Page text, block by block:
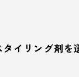
イリング剤を